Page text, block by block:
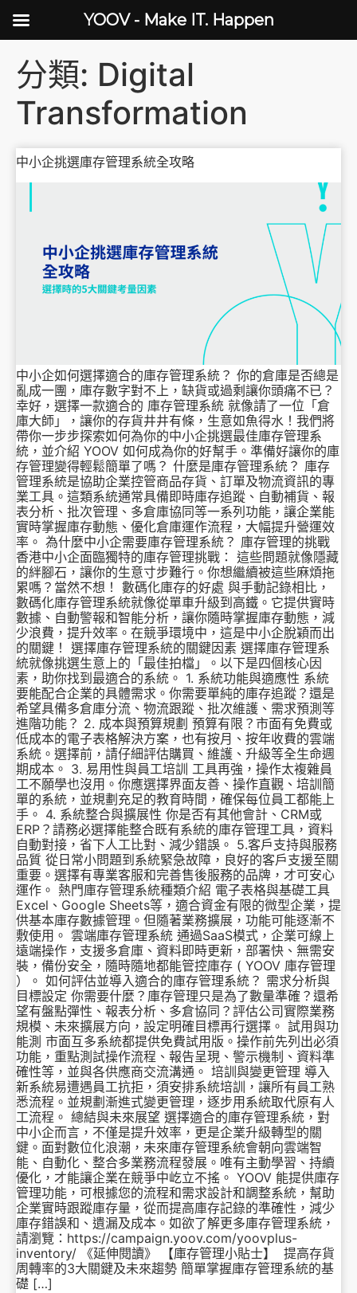
分類: Digital
Transformation
中小企挑選庫存管理系統全攻略
中小企如何選擇適合的庫存管理系統？ 你的倉庫是否總是
亂成一團，庫存數字對不上，缺貨或過剩讓你頭痛不已？
幸好，選擇一款適合的 庫存管理系統 就像請了一位「倉
庫大師」，讓你的存貨井井有條，生意如魚得水！我們將
帶你一步步探索如何為你的中小企挑選最佳庫存管理系
統，並介紹 YOOV 如何成為你的好幫手。準備好讓你的庫
存管理變得輕鬆簡單了嗎？ 什麼是庫存管理系統？ 庫存
管理系統是協助企業控管商品存貨、訂單及物流資訊的專
業工具。這類系統通常具備即時庫存追蹤、自動補貨、報
表分析、批次管理、多倉庫協同等一系列功能，讓企業能
實時掌握庫存動態、優化倉庫運作流程，大幅提升營運效
率。 為什麼中小企需要庫存管理系統？ 庫存管理的挑戰
香港中小企面臨獨特的庫存管理挑戰： 這些問題就像隱藏
的絆腳石，讓你的生意寸步難行。你想繼續被這些麻煩拖
累嗎？當然不想！ 數碼化庫存的好處 與手動記錄相比，
數碼化庫存管理系統就像從單車升級到高鐵。它提供實時
數據、自動警報和智能分析，讓你隨時掌握庫存動態，減
少浪費，提升效率。在競爭環境中，這是中小企脫穎而出
的關鍵！ 選擇庫存管理系統的關鍵因素 選擇庫存管理系
統就像挑選生意上的「最佳拍檔」。以下是四個核心因
素，助你找到最適合的系統。 1. 系統功能與適應性 系統
要能配合企業的具體需求。你需要單純的庫存追蹤？還是
希望具備多倉庫分流、物流跟蹤、批次維護、需求預測等
進階功能？ 2. 成本與預算規劃 預算有限？市面有免費或
低成本的電子表格解決方案，也有按月、按年收費的雲端
系統。選擇前，請仔細評估購買、維護、升級等全生命週
期成本。 3. 易用性與員工培訓 工具再強，操作太複雜員
工不願學也沒用。你應選擇界面友善、操作直觀、培訓簡
單的系統，並規劃充足的教育時間，確保每位員工都能上
手。 4. 系統整合與擴展性 你是否有其他會計、CRM或
ERP？請務必選擇能整合既有系統的庫存管理工具，資料
自動對接，省下人工比對、減少錯誤。 5.客戶支持與服務
品質 從日常小問題到系統緊急故障，良好的客戶支援至關
重要。選擇有專業客服和完善售後服務的品牌，才可安心
運作。 熱門庫存管理系統種類介紹 電子表格與基礎工具
Excel、Google Sheets等，適合資金有限的微型企業，提
供基本庫存數據管理。但隨著業務擴展，功能可能逐漸不
敷使用。 雲端庫存管理系統 通過SaaS模式，企業可線上
遠端操作，支援多倉庫、資料即時更新，部署快、無需安
裝，備份安全，隨時隨地都能管控庫存 ( YOOV 庫存管理
）。 如何評估並導入適合的庫存管理系統？ 需求分析與
目標設定 你需要什麼？庫存管理只是為了數量準確？還希
望有盤點彈性、報表分析、多倉協同？評估公司實際業務
規模、未來擴展方向，設定明確目標再行選擇。 試用與功
能測 市面互多系統都提供免費試用版。操作前先列出必須
功能，重點測試操作流程、報告呈現、警示機制、資料準
確性等，並與各供應商交流溝通。 培訓與變更管理 導入
新系統易遭遇員工抗拒，須安排系統培訓，讓所有員工熟
悉流程。並規劃漸進式變更管理，逐步用系統取代原有人
工流程。 總結與未來展望 選擇適合的庫存管理系統，對
中小企而言，不僅是提升效率，更是企業升級轉型的關
鍵。面對數位化浪潮，未來庫存管理系統會朝向雲端智
能、自動化、整合多業務流程發展。唯有主動學習、持續
優化，才能讓企業在競爭中屹立不搖。 YOOV 能提供庫存
管理功能，可根據您的流程和需求設計和調整系統，幫助
企業實時跟蹤庫存量，從而提高庫存記錄的準確性，減少
庫存錯誤和、遺漏及成本。如欲了解更多庫存管理系統，
請瀏覽：https://campaign.yoov.com/yoovplus-
inventory/ 《延伸閱讀》 【庫存管理小貼士】 提高存貨
周轉率的3大關鍵及未來趨勢 簡單掌握庫存管理系統的基
礎 […]
YOOV - Make IT. Happen